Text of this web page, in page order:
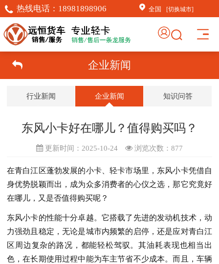
热线电话： 18981898906 全国 [切换城市]
企业新闻
行业新闻 企业新闻 知识问答
东风小卡好在哪儿？值得购买吗？
更新时间：2025-10-24 浏览次数： 877
在青白江区蓬勃发展的小卡、轻卡市场里，东风小卡凭借自
身优势脱颖而出，成为众多消费者的心仪之选，那它究竟好
在哪儿，又是否值得购买呢？
东风小卡的性能十分卓越。它搭载了先进的发动机技术，动
力强劲且稳定，无论是城市内频繁的启停，还是应对青白江
区周边复杂的路况，都能轻松驾驭。其油耗表现也相当出
色，在长期使用过程中能为车主节省不少成本。而且，车辆